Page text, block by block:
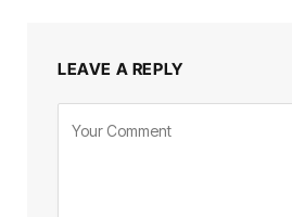
LEAVE A REPLY